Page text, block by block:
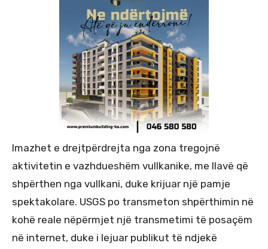
Imazhet e drejtpërdrejta nga zona tregojnë
aktivitetin e vazhdueshëm vullkanike, me llavë që
shpërthen nga vullkani, duke krijuar një pamje
spektakolare. USGS po transmeton shpërthimin në
kohë reale nëpërmjet një transmetimi të posaçëm
në internet, duke i lejuar publikut të ndjekë